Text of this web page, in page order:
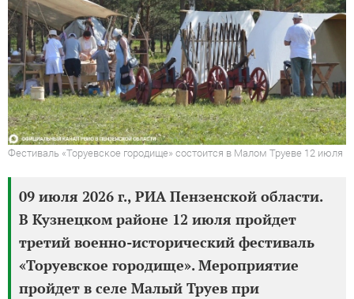
Фестиваль «Торуевское городище» состоится в Малом Труеве 12 июля
09 июля 2026 г., РИА Пензенской области.
В Кузнецком районе 12 июля пройдет
третий военно-исторический фестиваль
«Торуевское городище». Мероприятие
пройдет в селе Малый Труев при